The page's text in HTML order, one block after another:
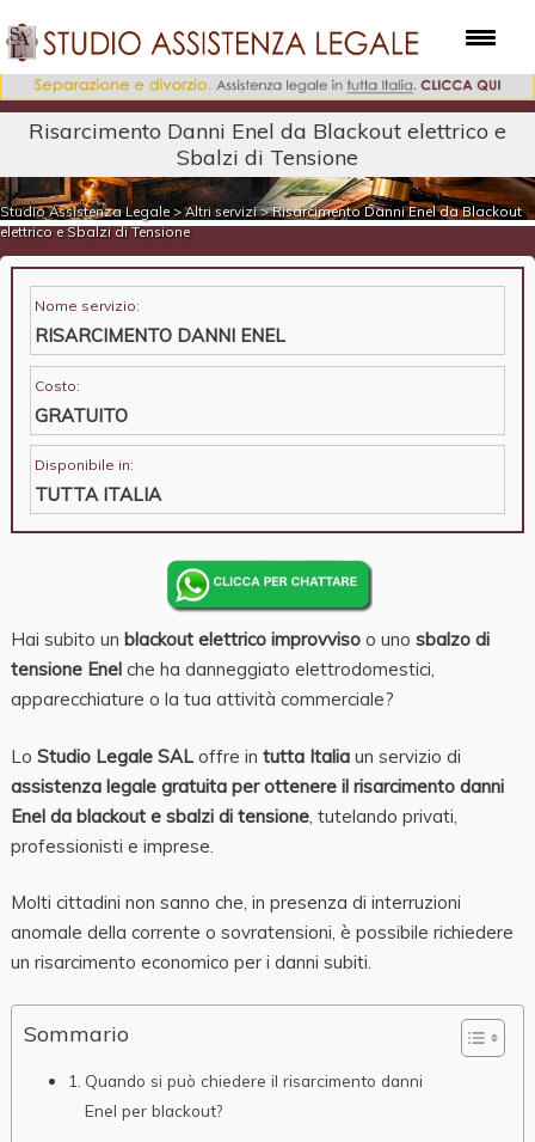
Risarcimento Danni Enel da Blackout elettrico e
Sbalzi di Tensione
Studio Assistenza Legale >Altri servizi>Risarcimento Danni Enel da Blackout
elettrico e Sbalzi di Tensione
Nome servizio:
RISARCIMENTO DANNI ENEL
Costo:
GRATUITO
Disponibile in:
TUTTA ITALIA
Hai subito un blackout elettrico improvvisoo uno sbalzo di
tensione Enelche ha danneggiato elettrodomestici,
apparecchiature o la tua attività commerciale?
Lo Studio Legale SALoffre in tutta Italiaun servizio di
assistenza legale gratuita per ottenere il risarcimento danni
Enel da blackout e sbalzi di tensione, tutelando privati,
professionisti e imprese.
Molti cittadini non sanno che, in presenza di interruzioni
anomale della corrente o sovratensioni, è possibile richiedere
un risarcimento economico per i danni subiti.
Sommario
Quando si può chiedere il risarcimento danni
Enel per blackout?